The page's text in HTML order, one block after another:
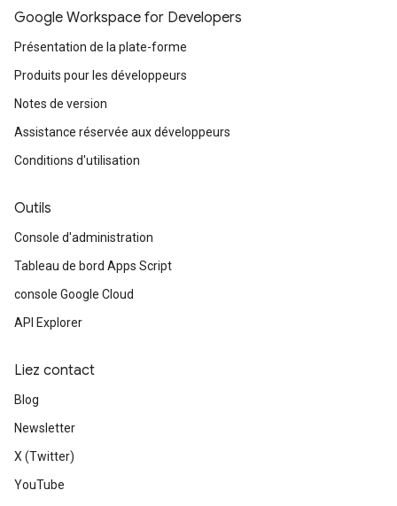
Google Workspace for Developers
Présentation de la plate-forme
Produits pour les développeurs
Notes de version
Assistance réservée aux développeurs
Conditions d'utilisation
Outils
Console d'administration
Tableau de bord Apps Script
console Google Cloud
API Explorer
Liez contact
Blog
Newsletter
X (Twitter)
YouTube